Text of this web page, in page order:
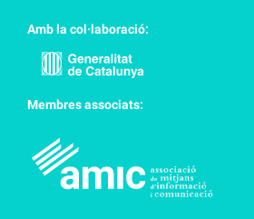
Amb la col·laboració:
Membres associats: